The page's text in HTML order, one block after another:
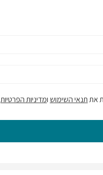
אתתנאי השימוש ומדיניות הפרטיות